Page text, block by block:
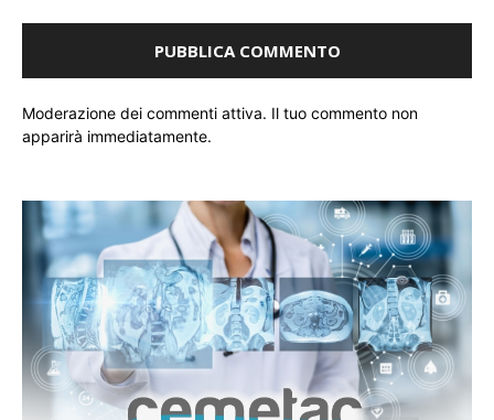
Moderazione dei commenti attiva. Il tuo commento non
apparirà immediatamente.